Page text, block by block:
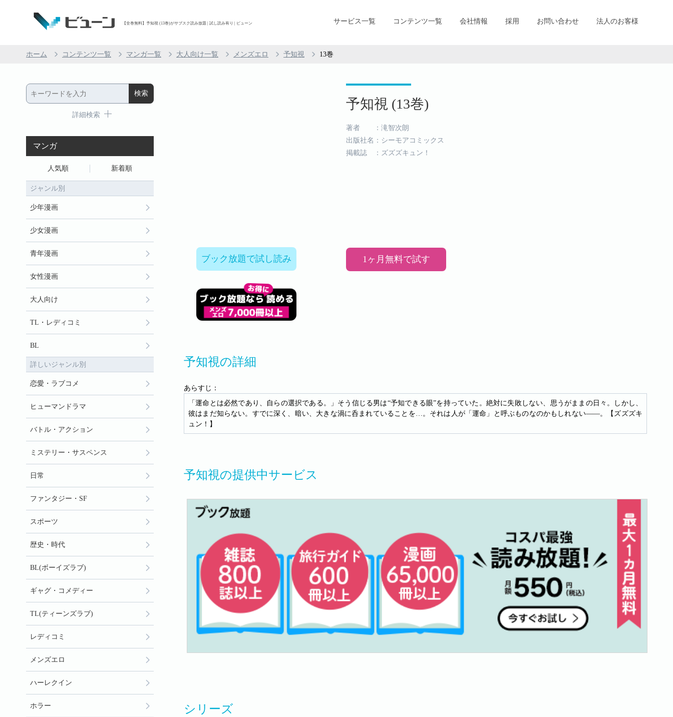
【全巻無料】予知視 (13巻)がサブスク読み放題 | 試し読み有り | ビューン サービス一覧 コンテンツ一覧 会社情報 採用 お問い合わせ 法人のお客様
ホーム コンテンツ一覧 マンガ一覧 大人向け一覧 メンズエロ 予知視 13巻
ブック放題で試し読み
予知視 (13巻)
著者 ：滝智次朗
出版社名：シーモアコミックス
掲載誌 ：ズズズキュン！
1ヶ月無料で試す
予知視の詳細
あらすじ：
「運命とは必然であり、自らの選択である。」そう信じる男は“予知できる眼”を持っていた。絶対に失敗しない、思うがままの日々。しかし、
彼はまだ知らない。すでに深く、暗い、大きな渦に呑まれていることを…。それは人が「運命」と呼ぶものなのかもしれない――。【ズズズキ
ュン！】
予知視の提供中サービス
シリーズ
詳細検索
マンガ
人気順 新着順
ジャンル別
少年漫画
少女漫画
青年漫画
女性漫画
大人向け
TL・レディコミ
BL
詳しいジャンル別
恋愛・ラブコメ
ヒューマンドラマ
バトル・アクション
ミステリー・サスペンス
日常
ファンタジー・SF
スポーツ
歴史・時代
BL(ボーイズラブ)
ギャグ・コメディー
TL(ティーンズラブ)
レディコミ
メンズエロ
ハーレクイン
ホラー